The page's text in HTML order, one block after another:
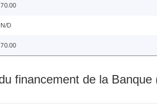
70.00
N/D
70.00
financement de la